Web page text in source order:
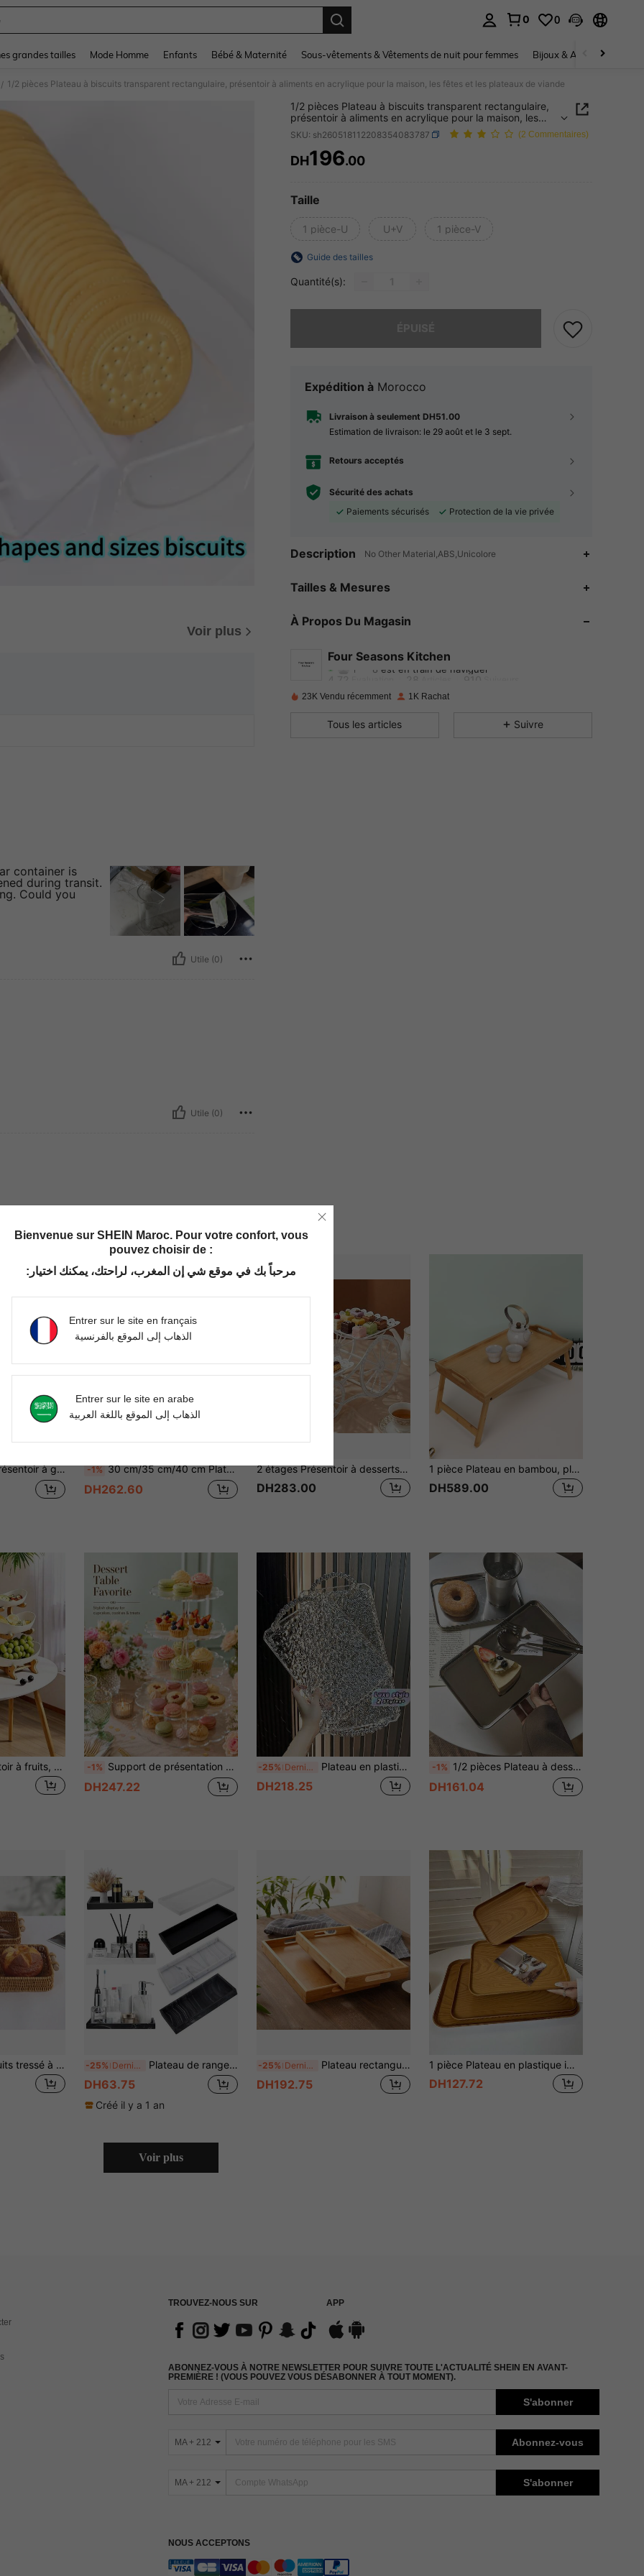
0 0
grandes tailles Mode Homme Enfants Bébé & Maternité Sous-vêtements & Vêtements de nuit pour femmes Bijoux & Accessoires pour
/ 1/2 pièces Plateau à biscuits transparent rectangulaire, présentoir à aliments en acrylique pour la maison, les fêtes et les plateaux de viande
Voir plus
container is
during transit.
Could you
Utile (0)
Utile (0)
1/2 pièces Plateau à biscuits transparent rectangulaire,
présentoir à aliments en acrylique pour la maison, les
fêtes et les plateaux de viande
SKU: sh260518112208354083787 (2 Commentaires)
PRICE AND AVAILABILITY
DH196.00
Taille
1 pièce-U U+V 1 pièce-V
Guide des tailles
Quantité(s):
Expédition à Morocco
Livraison à seulement DH51.00
Estimation de livraison: le 29 août et le 3 sept.
Retours acceptés
Sécurité des achats
Paiements sécurisés
Protection de la vie privée
Description No Other Material,ABS,Unicolore
Tailles & Mesures
À Propos Du Magasin
Four Seasons Kitchen
r***8est en train de naviguer
Evaluation 28 Articles 910Suiveurs
23K Vendu récemment 1K Rachat
Tous les articles Suivre
cristal, convient pour mariage, anniversaire, baby shower, décoration de table (assemblage DIY requis, quantité détaillée des pièces à se référer à l'image du SKU) -1% 30 cm/35 cm/40 cm Plateau de service rectangulaire en PET transparent doré épais avec poignées, motif glacé, support de vaisselle en plastique pour tasses à thé et verres à eau, bordure dorée
DH262.60
2 étages Présentoir à desserts de style chariot en dentelle blanche, idéal pour la présentation du thé de l'après-midi à l'intérieur
DH283.00
1 pièce Plateau en bambou, plateau de service multifonction pliable imitant le grain du bois, idéal pour la maison, la cuisine, cadeau de Noël
DH589.00
2/3 étages Présentoir à fruits, organisateur de collations, plateau décoratif - Set de bols à fruits en plastique, convient pour la cuisine et la salle à manger - Plateau multi-couches pour fruits, collations et desserts - Cadeau de Noël -1% Support de présentation de desserts en acrylique transparent à bord ondulé, tour à cupcakes transparente à étages avec plateau festonné, présentoir de service amovible pour fête, convient pour cupcakes, biscuits, bonbons, pâtisseries, macarons, fruits
DH247.22
-25% Derniers 3 jours Plateau en plastique de luxe léger, plateau à thé, plateau de dîner, plateau rectangulaire de drainage de bijoux, de stockage
DH218.25
-1% 1/2 pièces Plateau à dessert style Ins, plateau en métal en acier inoxydable 304, assiette rectangulaire pour gâteau et dessert, convient pour le thé de l'après-midi, le café, le coin café et la fête de jardin
DH161.04
1 pièce Panier à fruits tressé à la main en rotin, panier à pain rectangulaire, panier de rangement pour la maison, plateau de salon, plateau à thé, assiette à fruits, panier à collations, résistant à la chaleur, ustensiles de cuisine durables -25% Derniers 3 jours Plateau de rangement rectangulaire en silicone de 11,8*4,9 pouces, plateau de rangement de salle de bain, plateau à bijoux, porte-savon de cuisine, plateau de rangement de comptoir. Convient pour placer des cosmétiques, des parfums, des bijoux, des bougies, etc., et peut également être utilisé comme plateau décoratif de table basse. Grande capacité.
DH63.75
Créé il y a 1 an
-25% Derniers 3 jours Plateau rectangulaire en bambou, plateau à thé en bambou pour hôtel/restaurant, plateau à fruits/pain en bois de bambou créatif avec poignée, convient pour le service de café/café
DH192.75
1 pièce Plateau en plastique imitation bois, plat de service rectangulaire, assiette à dessert de café, plat de rangement, assiette à gâteau
DH127.72
Voir plus
TROUVEZ-NOUS SUR APP
ABONNEZ-VOUS À NOTRE NEWSLETTER POUR SUIVRE TOUTE L'ACTUALITÉ SHEIN EN AVANT-
PREMIÈRE ! (VOUS POUVEZ VOUS DÉSABONNER À TOUT MOMENT).
S'abonner
MA + 212 Abonnez-vous
MA + 212 S'abonner
NOUS ACCEPTONS
Bienvenue sur SHEIN Maroc. Pour votre confort, vous
pouvez choisir de :
مرحباً بك في موقع شي إن المغرب، لراحتك، يمكنك اختيار:
Entrer sur le site en français
الذهاب إلى الموقع بالفرنسية
Entrer sur le site en arabe
الذهاب إلى الموقع باللغة العربية